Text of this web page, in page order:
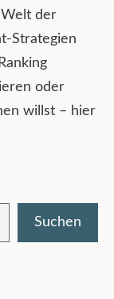
der
Strategien
oder
willst – hier
Suchen